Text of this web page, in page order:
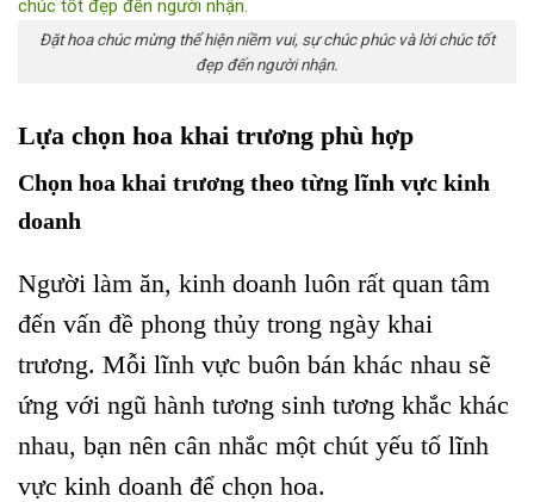
Đặt hoa chúc mừng thể hiện niềm vui, sự chúc phúc và lời chúc tốt
đẹp đến người nhận.
Lựa chọn hoa khai trương phù hợp
Chọn hoa khai trương theo từng lĩnh vực kinh
doanh
Người làm ăn, kinh doanh luôn rất quan tâm
đến vấn đề phong thủy trong ngày khai
trương. Mỗi lĩnh vực buôn bán khác nhau sẽ
ứng với ngũ hành tương sinh tương khắc khác
nhau, bạn nên cân nhắc một chút yếu tố lĩnh
vực kinh doanh để chọn hoa.